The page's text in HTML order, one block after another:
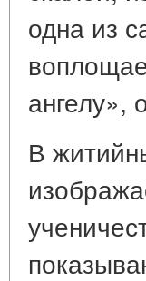
одна из
ангелу»,
В